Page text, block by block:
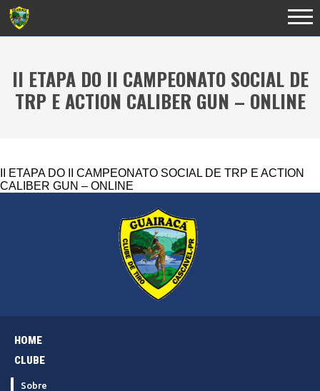
II ETAPA DO II CAMPEONATO SOCIAL DE
TRP E ACTION CALIBER GUN – ONLINE
II ETAPA DO II CAMPEONATO SOCIAL DE TRP E ACTION
CALIBER GUN – ONLINE
HOME
CLUBE
Sobre